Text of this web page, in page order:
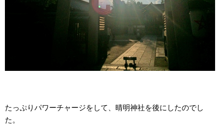
たっぷりパワーチャージをして、晴明神社を後にしたのでし
た。